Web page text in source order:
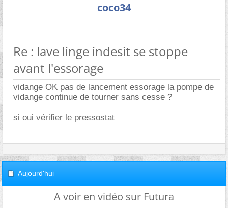
coco34
Re : lave linge indesit se stoppe
avant l'essorage
vidange OK pas de lancement essorage la pompe de
vidange continue de tourner sans cesse ?
si oui vérifier le pressostat
Aujourd'hui
A voir en vidéo sur Futura